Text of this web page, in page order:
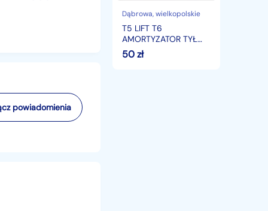
powiadomienia
0513
029
D
Volkswagen
Dąbrowa, wielkopolskie
T5 LIFT T6
AMORTYZATOR TYŁ
TYLNY 7H 0513 029 D
Volkswagen
50zł